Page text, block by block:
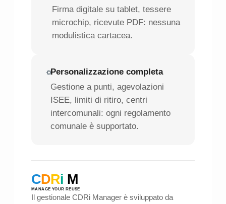
Firma digitale su tablet, tessere
microchip, ricevute PDF: nessuna
modulistica cartacea.
Personalizzazione completa
Gestione a punti, agevolazioni
ISEE, limiti di ritiro, centri
intercomunali: ogni regolamento
comunale è supportato.
CDRi M
MANAGE YOUR REUSE
Il gestionale CDRi Manager è sviluppato da